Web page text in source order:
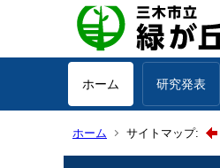
ホーム 研究発表
ホーム サイトマップ: